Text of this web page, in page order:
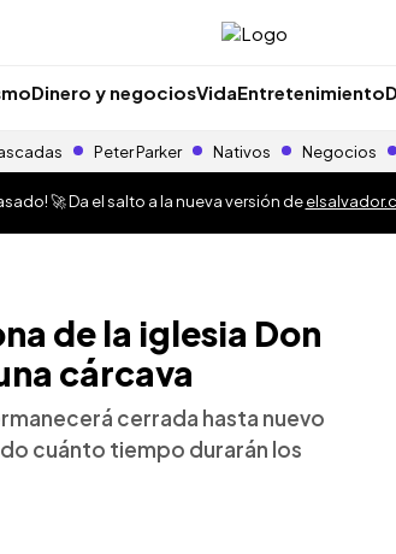
Dinero y negociosVidaEntretenimiento
Peter Parker Nativos Negocios
🚀 Da el salto a la nueva versión de
de la iglesia Don
cárcava
cerrada hasta nuevo
cuánto tiempo durarán los